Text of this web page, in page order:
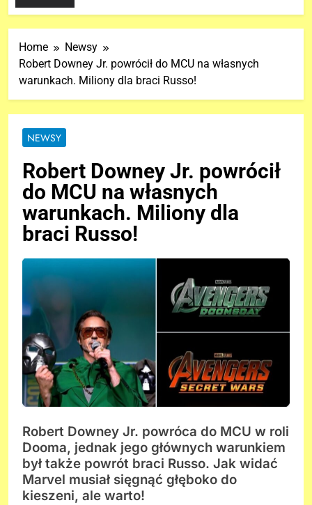
Home
Newsy
Robert Downey Jr. powrócił do MCU na własnych
warunkach. Miliony dla braci Russo!
NEWSY
Robert Downey Jr. powrócił
do MCU na własnych
warunkach. Miliony dla
braci Russo!
Robert Downey Jr. powróca do MCU w roli
Dooma, jednak jego głównych warunkiem
był także powrót braci Russo. Jak widać
Marvel musiał sięgnąć głęboko do
kieszeni, ale warto!